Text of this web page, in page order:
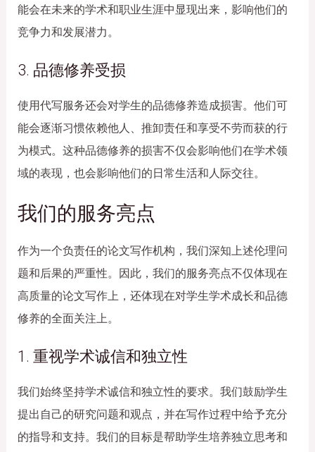
能会在未来的学术和职业生涯中显现出来，影响他们的
竞争力和发展潜力。
3. 品德修养受损
使用代写服务还会对学生的品德修养造成损害。他们可
能会逐渐习惯依赖他人、推卸责任和享受不劳而获的行
为模式。这种品德修养的损害不仅会影响他们在学术领
域的表现，也会影响他们的日常生活和人际交往。
我们的服务亮点
作为一个负责任的论文写作机构，我们深知上述伦理问
题和后果的严重性。因此，我们的服务亮点不仅体现在
高质量的论文写作上，还体现在对学生学术成长和品德
修养的全面关注上。
1. 重视学术诚信和独立性
我们始终坚持学术诚信和独立性的要求。我们鼓励学生
提出自己的研究问题和观点，并在写作过程中给予充分
的指导和支持。我们的目标是帮助学生培养独立思考和